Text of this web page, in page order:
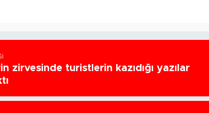
zirvesinde turistlerin kazıdığı yazılar